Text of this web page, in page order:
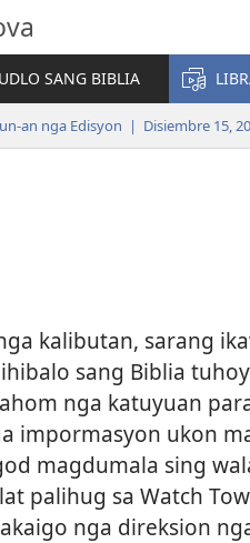
SANG BIBLIA
an nga Edisyon | Disiembre 15,
kalibutan, sarang
sang Biblia
nga katuyuan
impormasyon ukon
magdumala sing
palihug sa Watch
nga direksion